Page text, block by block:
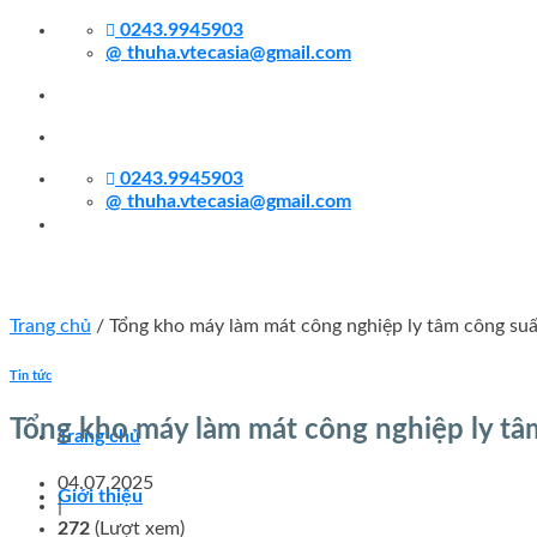
Skip
0243.9945903
@ thuha.vtecasia@gmail.com
0243.9945903
@ thuha.vtecasia@gmail.com
Trang chủ
Giới thiệu
Trang chủ / Tổng kho máy làm mát công nghiệp ly tâm công
Tin tức
Tổng kho máy làm mát công nghiệp ly
04.07.2025
|
272 (Lượt xem)